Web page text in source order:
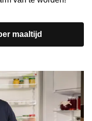
maaltijd